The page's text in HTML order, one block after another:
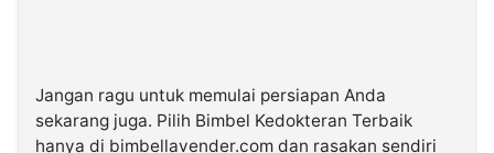
Jangan ragu untuk memulai persiapan Anda
sekarang juga. Pilih Bimbel Kedokteran Terbaik
hanya di bimbellavender.com dan rasakan sendiri